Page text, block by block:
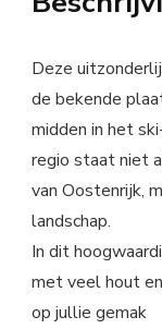
Deze
de bekende
midden in het
regio staat niet
van Oostenrijk,
landschap.
In dit
met veel hout
op jullie gemak